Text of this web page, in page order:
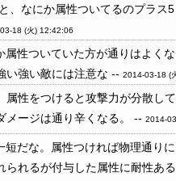
、なにか属性ついてるのプラス
18 (火) 12:42:06
属性ついていた方が通りはよく
い強い敵には注意な -- 2014-03-18 (
属性をつけると攻撃力が分散し
メージは通り辛くなる。 -- 2014-
短だな。属性つければ物理通り
られるが付与した属性に耐性あ